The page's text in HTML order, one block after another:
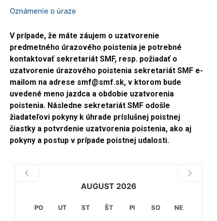
Oznámenie o úraze
V prípade, že máte záujem o uzatvorenie
predmetného úrazového poistenia je potrebné
kontaktovať sekretariát SMF, resp. požiadať o
uzatvorenie úrazového poistenia sekretariát SMF e-
mailom na adrese smf@smf.sk, v ktorom bude
uvedené meno jazdca a obdobie uzatvorenia
poistenia. Následne sekretariát SMF odošle
žiadateľovi pokyny k úhrade príslušnej poistnej
čiastky a potvrdenie uzatvorenia poistenia, ako aj
pokyny a postup v prípade poistnej udalosti.
AUGUST 2026
PO UT ST ŠT PI SO NE